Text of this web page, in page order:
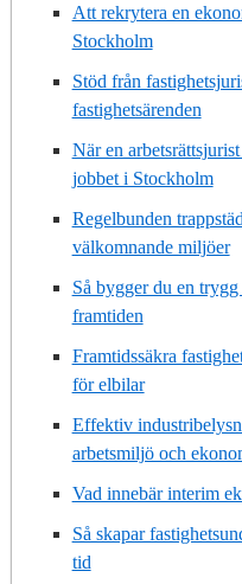
Att rekrytera en
Stockholm
Stöd från
fastighetsärenden
När en
jobbet i Stockholm
Regelbunden
välkomnande miljöer
Så bygger du en
framtiden
Framtidssäkra
för elbilar
Effektiv
arbetsmiljö och
Vad innebär interim
Så skapar
tid